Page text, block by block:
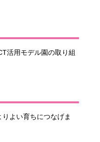
活用モデル園の取り組
よい育ちにつなげま